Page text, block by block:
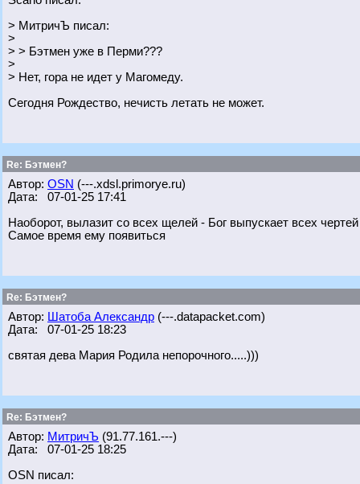
> МитричЪ писал:
>
> > Бэтмен уже в Перми???
>
> Нет, гора не идет у Магомеду.
Сегодня Рождество, нечисть летать не может.
Re: Бэтмен?
Автор: OSN (---.xdsl.primorye.ru)
Дата: 07-01-25 17:41
Наоборот, вылазит со всех щелей - Бог выпускает всех
Самое время ему появиться
Re: Бэтмен?
Автор: Шатоба Александр (---.datapacket.com)
Дата: 07-01-25 18:23
святая дева Мария Родила непорочного.....)))
Re: Бэтмен?
Автор: МитричЪ (91.77.161.---)
Дата: 07-01-25 18:25
OSN писал: